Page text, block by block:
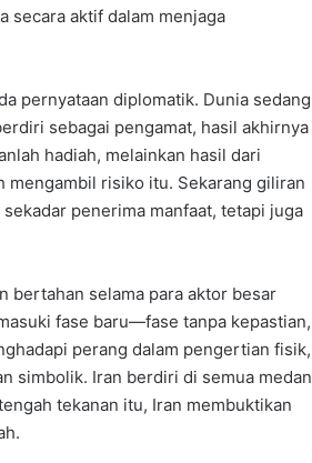
secara aktif dalam menjaga
pernyataan diplomatik. Dunia sedang
sebagai pengamat, hasil akhirnya
hadiah, melainkan hasil dari
mengambil risiko itu. Sekarang giliran
penerima manfaat, tetapi juga
bertahan selama para aktor besar
fase baru—fase tanpa kepastian,
perang dalam pengertian fisik,
simbolik. Iran berdiri di semua medan
tekanan itu, Iran membuktikan